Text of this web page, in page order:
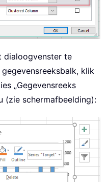
dialoogvenster te
klik
„Gegevensreeks
(zie schermafbeelding):